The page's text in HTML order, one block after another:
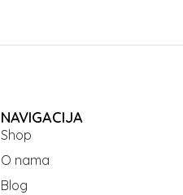
NAVIGACIJA
Shop
O nama
Blog